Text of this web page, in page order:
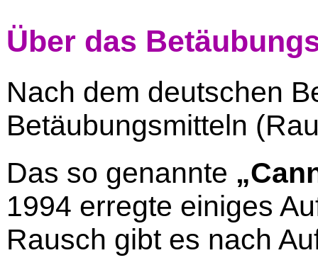
Über das
Nach dem deutschen
Betäubungsmitteln
Das so genannte
1994 erregte einiges
Rausch gibt es nach